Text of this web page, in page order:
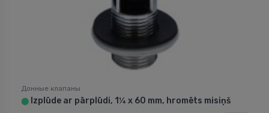
Донные клапаны
⬤ Izplūde ar pārplūdi, 1¼ x 60 mm, hromēts misiņš